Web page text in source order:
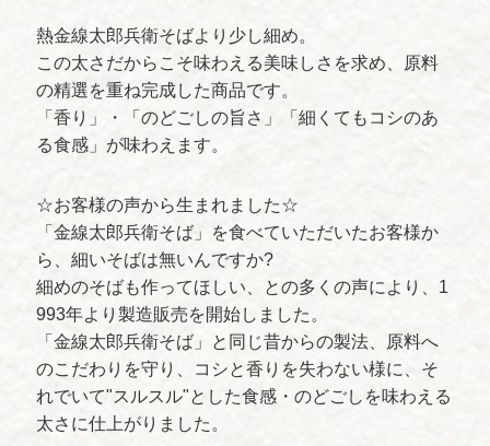
熱金線太郎兵衛そばより少し細め。
この太さだからこそ味わえる美味しさを求め、原料
の精選を重ね完成した商品です。
「香り」・「のどごしの旨さ」「細くてもコシのあ
る食感」が味わえます。
☆お客様の声から生まれました☆
「金線太郎兵衛そば」を食べていただいたお客様か
ら、細いそばは無いんですか?
細めのそばも作ってほしい、との多くの声により、1
993年より製造販売を開始しました。
「金線太郎兵衛そば」と同じ昔からの製法、原料へ
のこだわりを守り、コシと香りを失わない様に、そ
れでいて"スルスル"とした食感・のどごしを味わえる
太さに仕上がりました。